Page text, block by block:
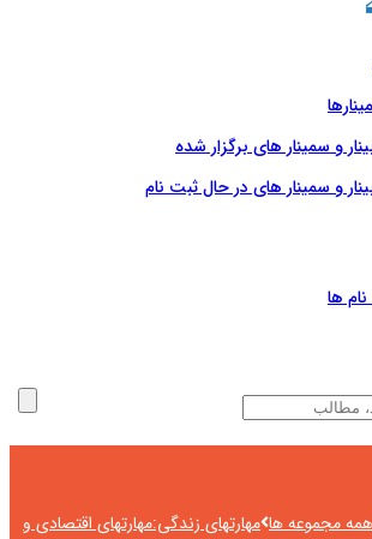
و سمینار های برگزار شده
و سمینار های در حال ثبت نام
ها
همه مجموعه ها مهارتهای زندگی:مهارتهای اقتصادی و